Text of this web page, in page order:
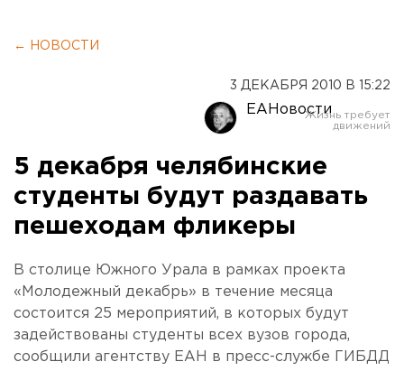
← НОВОСТИ
3 ДЕКАБРЯ 2010 В 15:22
ЕАНовости
5 декабря челябинские
студенты будут раздавать
пешеходам фликеры
В столице Южного Урала в рамках проекта
«Молодежный декабрь» в течение месяца
состоится 25 мероприятий, в которых будут
задействованы студенты всех вузов города,
сообщили агентству ЕАН в пресс-службе ГИБДД